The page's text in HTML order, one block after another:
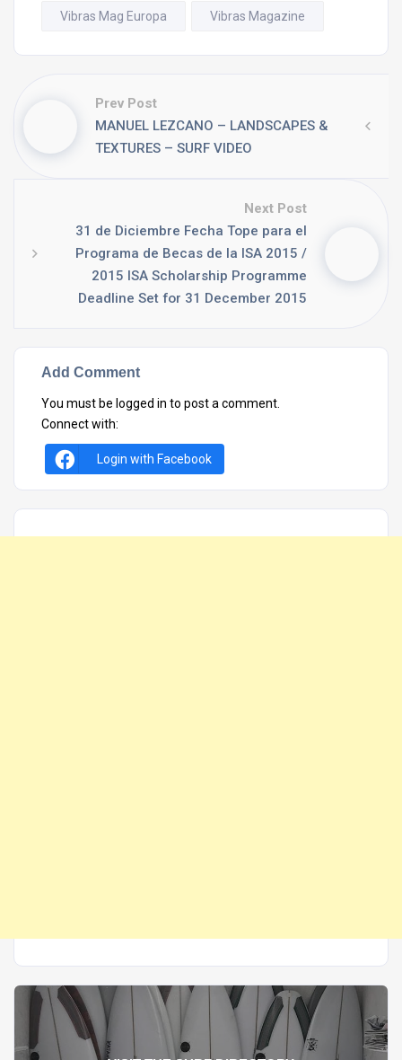
Vibras Mag Europa Vibras Magazine
Prev Post
MANUEL LEZCANO – LANDSCAPES &
TEXTURES – SURF VIDEO
Next Post
31 de Diciembre Fecha Tope para el
Programa de Becas de la ISA 2015 /
2015 ISA Scholarship Programme
Deadline Set for 31 December 2015
Add Comment
You must be logged in to post a comment.
Connect with:
Login with Facebook